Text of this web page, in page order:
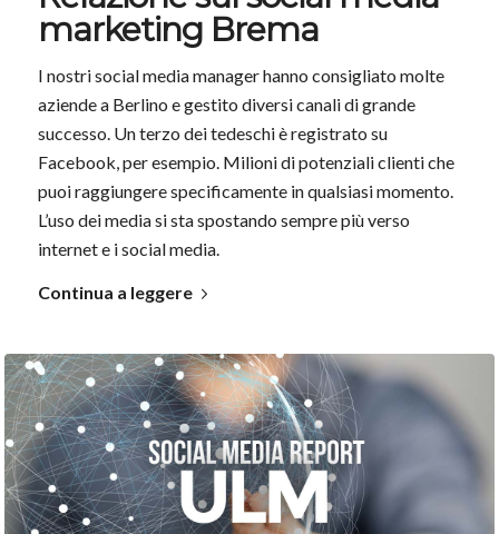
marketing Brema
I nostri social media manager hanno consigliato molte
aziende a Berlino e gestito diversi canali di grande
successo. Un terzo dei tedeschi è registrato su
Facebook, per esempio. Milioni di potenziali clienti che
puoi raggiungere specificamente in qualsiasi momento.
L’uso dei media si sta spostando sempre più verso
internet e i social media.
Continua a leggere